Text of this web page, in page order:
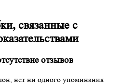
связанные с
отзывов
нет ни одного упоминания